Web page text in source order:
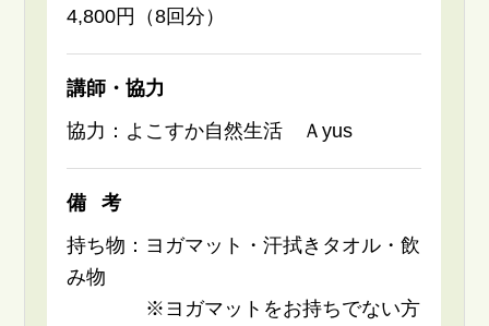
4,800円（8回分）
講師・協力
協力：よこすか自然生活 Ａyus
備考
持ち物：ヨガマット・汗拭きタオル・飲
み物
※ヨガマットをお持ちでない方